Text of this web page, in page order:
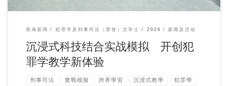
珠海新闻 犯罪学及刑事司法（荣誉）文学士 2026 新闻及活动
沉浸式科技结合实战模拟 开创犯
罪学教学新体验
刑事司法 實戰模擬 跨界學習 沉浸式教學 犯罪學